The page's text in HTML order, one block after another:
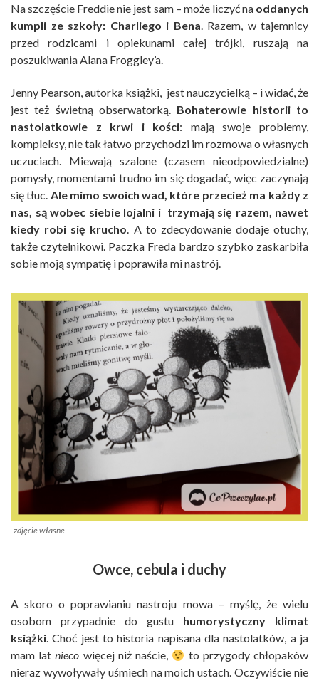
Na szczęście Freddie nie jest sam – może liczyć na oddanych
kumpli ze szkoły: Charliego i Bena. Razem, w tajemnicy
przed rodzicami i opiekunami całej trójki, ruszają na
poszukiwania Alana Froggley’a.
Jenny Pearson, autorka książki, jest nauczycielką – i widać, że
jest też świetną obserwatorką. Bohaterowie historii to
nastolatkowie z krwi i kości: mają swoje problemy,
kompleksy, nie tak łatwo przychodzi im rozmowa o własnych
uczuciach. Miewają szalone (czasem nieodpowiedzialne)
pomysły, momentami trudno im się dogadać, więc zaczynają
się tłuc. Ale mimo swoich wad, które przecież ma każdy z
nas, są wobec siebie lojalni i trzymają się razem, nawet
kiedy robi się krucho. A to zdecydowanie dodaje otuchy,
także czytelnikowi. Paczka Freda bardzo szybko zaskarbiła
sobie moją sympatię i poprawiła mi nastrój.
zdjęcie własne
Owce, cebula i duchy
A skoro o poprawianiu nastroju mowa – myślę, że wielu
osobom przypadnie do gustu humorystyczny klimat
książki. Choć jest to historia napisana dla nastolatków, a ja
mam latnieco więcej niż naście,
to przygody chłopaków
nieraz wywoływały uśmiech na moich ustach. Oczywiście nie